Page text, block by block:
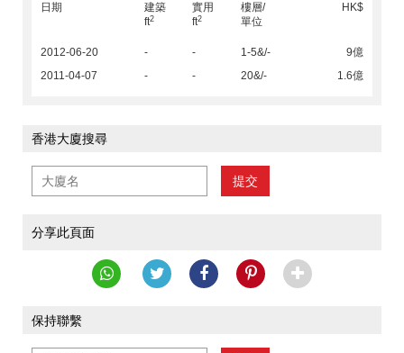
日期
建築
ft2
實用
ft2
樓層/
單位
HK$
2012-06-20 - - 1-5&/-
9億
2011-04-07
- - 20&/- 1.6億
香港大廈搜尋
提交
分享此頁面
保持聯繫